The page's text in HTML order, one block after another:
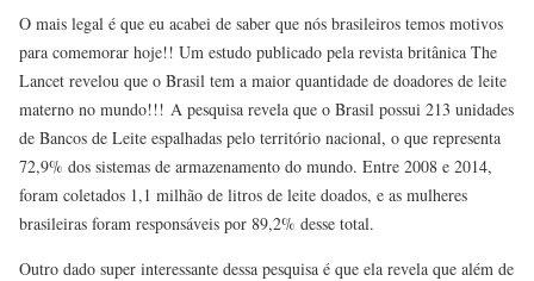
O mais legal é que eu acabei de saber que nós brasileiros temos motivos
para comemorar hoje!! Um estudo publicado pela revista britânica The
Lancet revelou que o Brasil tem a maior quantidade de doadores de leite
materno no mundo!!! A pesquisa revela que o Brasil possui 213 unidades
de Bancos de Leite espalhadas pelo território nacional, o que representa
72,9% dos sistemas de armazenamento do mundo. Entre 2008 e 2014,
foram coletados 1,1 milhão de litros de leite doados, e as mulheres
brasileiras foram responsáveis por 89,2% desse total.
Outro dado super interessante dessa pesquisa é que ela revela que além de